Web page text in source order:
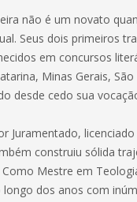
não é um novato
Seus dois primeiros
em concursos
Minas Gerais,
desde cedo sua
Juramentado,
construiu sólida
Mestre em
dos anos com